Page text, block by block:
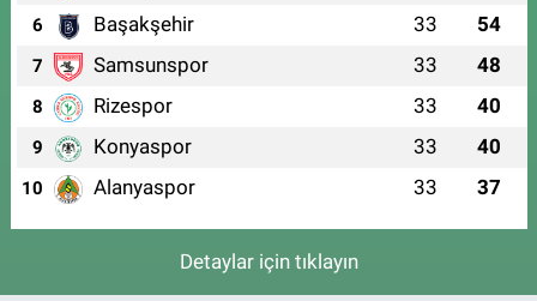
6 Başakşehir 33 54
7 Samsunspor 33 48
8 Rizespor 33 40
9 Konyaspor 33 40
10 Alanyaspor 33 37
Detaylar için tıklayın